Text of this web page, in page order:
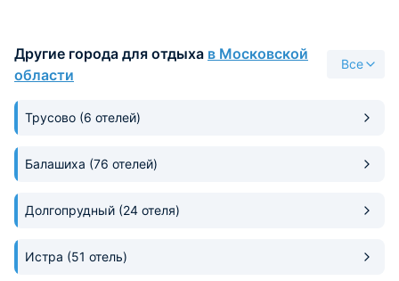
Другие города для отдыха в Московской
области
Все
Трусово (6 отелей)
Балашиха (76 отелей)
Долгопрудный (24 отеля)
Истра (51 отель)